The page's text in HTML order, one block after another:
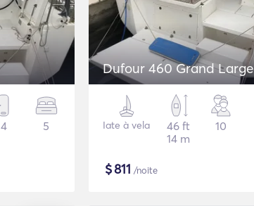
4 5
Dufour 460 Grand Large
Iate à vela
46 ft
14 m
10
$811 /noite